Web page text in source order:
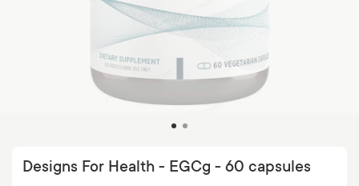
Designs For Health - EGCg - 60 capsules